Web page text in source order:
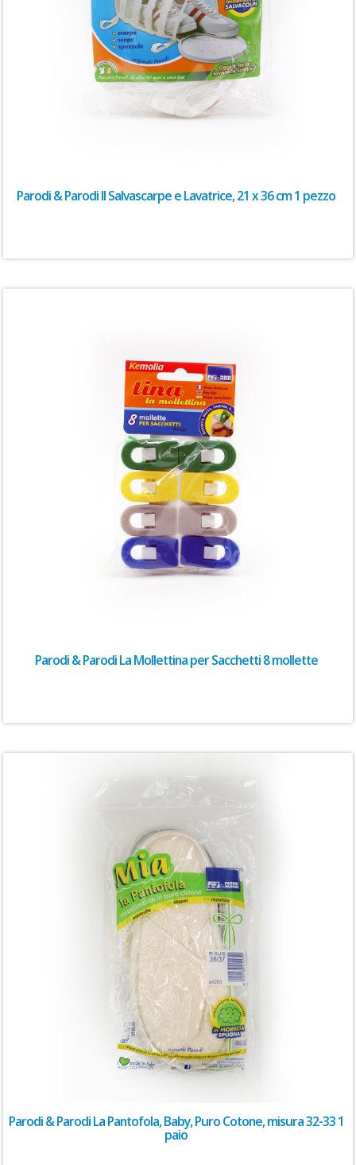
Parodi & Parodi Il Salvascarpe e Lavatrice, 21 x 36 cm 1 pezzo
Parodi & Parodi La Mollettina per Sacchetti 8 mollette
Parodi & Parodi La Pantofola, Baby, Puro Cotone, misura 32-33 1
paio